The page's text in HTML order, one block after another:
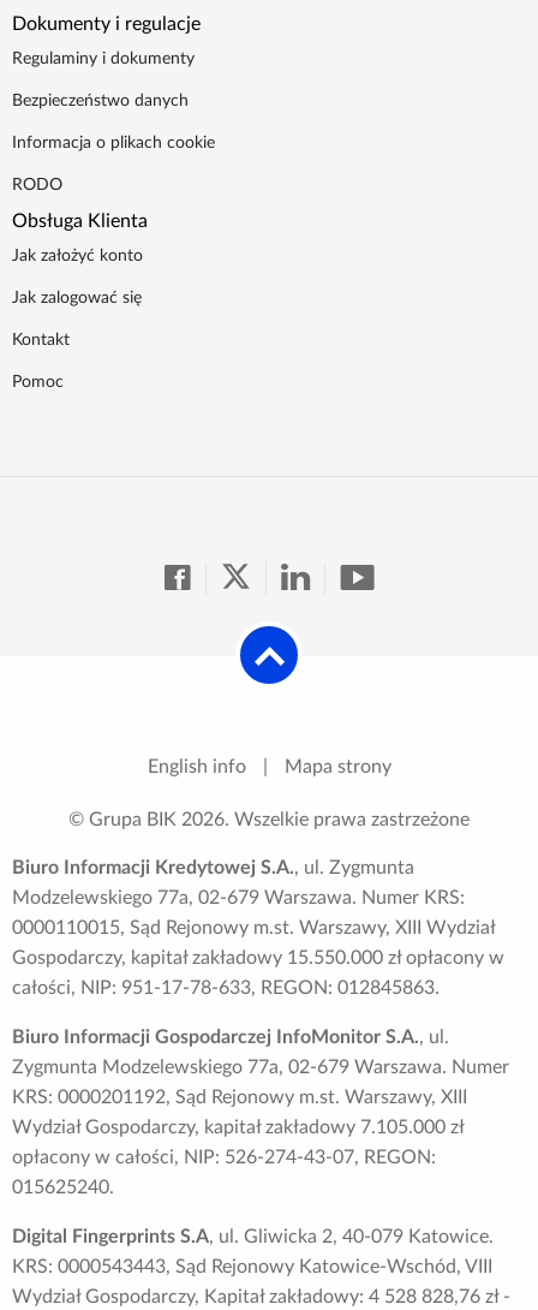
Dokumenty i regulacje
Regulaminy i dokumenty
Bezpieczeństwo danych
Informacja o plikach cookie
RODO
Obsługa Klienta
Jak założyć konto
Jak zalogować się
Kontakt
Pomoc
English info Mapa strony
© Grupa BIK 2026. Wszelkie prawa zastrzeżone
Biuro Informacji Kredytowej S.A., ul. Zygmunta
Modzelewskiego 77a, 02-679 Warszawa. Numer KRS:
0000110015, Sąd Rejonowy m.st. Warszawy, XIII Wydział
Gospodarczy, kapitał zakładowy 15.550.000 zł opłacony w
całości, NIP: 951-17-78-633, REGON: 012845863.
Biuro Informacji Gospodarczej InfoMonitor S.A., ul.
Zygmunta Modzelewskiego 77a, 02-679 Warszawa. Numer
KRS: 0000201192, Sąd Rejonowy m.st. Warszawy, XIII
Wydział Gospodarczy, kapitał zakładowy 7.105.000 zł
opłacony w całości, NIP: 526-274-43-07, REGON:
015625240.
Digital Fingerprints S.A, ul. Gliwicka 2, 40-079 Katowice.
KRS: 0000543443, Sąd Rejonowy Katowice-Wschód, VIII
Wydział Gospodarczy, Kapitał zakładowy: 4 528 828,76 zł -